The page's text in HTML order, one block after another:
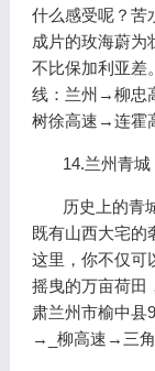
什么感受呢？苦
成片的玫海蔚为
不比保加利亚差
线：兰州→柳忠
树徐高速→连霍
14.兰州青城
历史上的青城
既有山西大宅的
这里，你不仅可
摇曳的万亩荷田
肃兰州市榆中县
→_柳高速→三